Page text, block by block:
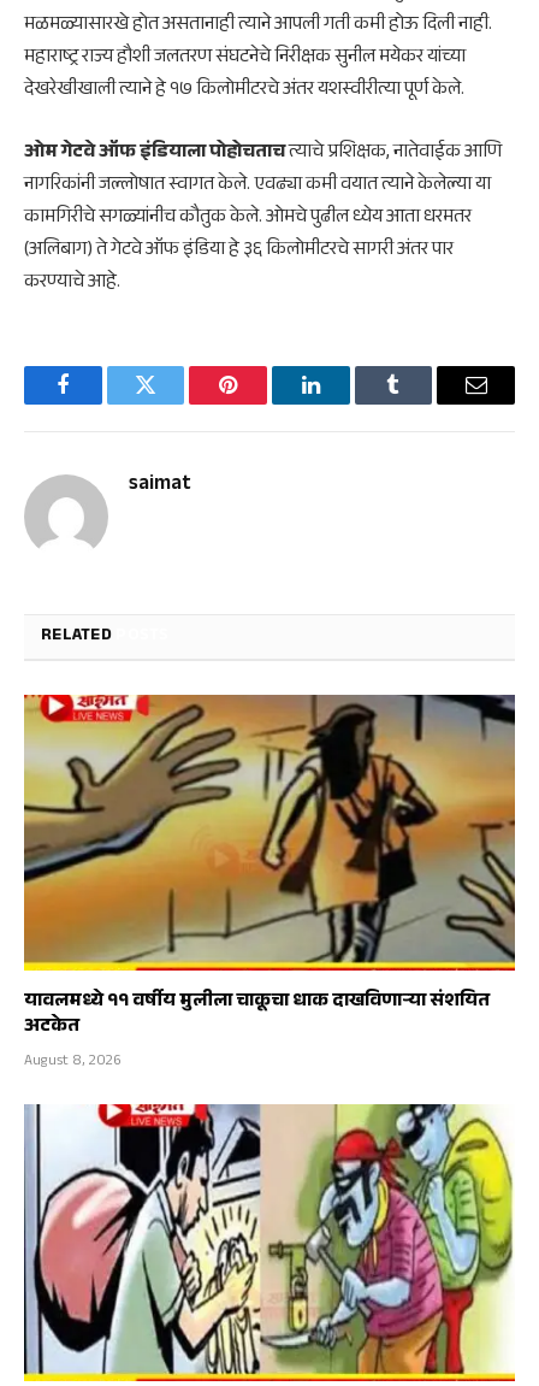
मळमळ्यासारखे होत असतानाही त्याने आपली गती कमी होऊ दिली नाही.
महाराष्ट्र राज्य हौशी जलतरण संघटनेचे निरीक्षक सुनील मयेकर यांच्या
देखरेखीखाली त्याने हे १७ किलोमीटरचे अंतर यशस्वीरीत्या पूर्ण केले.
ओम गेटवे ऑफ इंडियाला पोहोचताचत्याचे प्रशिक्षक, नातेवाईक आणि
नागरिकांनी जल्लोषात स्वागत केले. एवढ्या कमी वयात त्याने केलेल्या या
कामगिरीचे सगळ्यांनीच कौतुक केले. ओमचे पुढील ध्येय आता धरमतर
(अलिबाग) ते गेटवे ऑफ इंडिया हे ३६ किलोमीटरचे सागरी अंतर पार
करण्याचे आहे.
FacebookTwitter Pinterest LinkedInTumblr Email
saimat
RELATED
यावलमध्ये ११ वर्षीय मुलीला चाकूचा धाक दाखविणाऱ्या संशयित
अटकेत
August 8, 2026